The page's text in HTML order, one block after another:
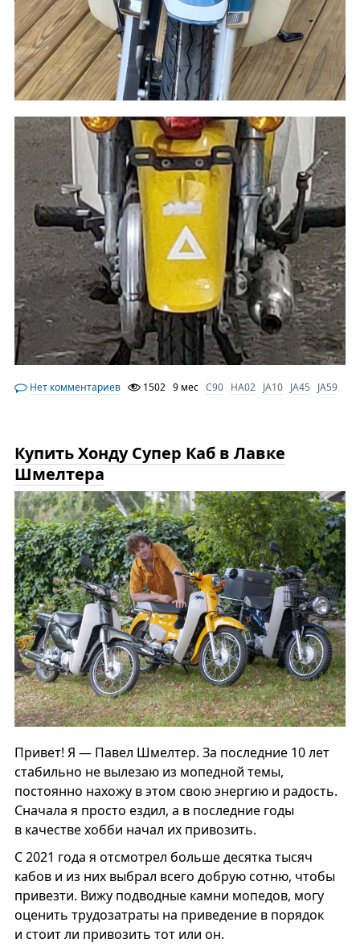
Нет комментариев 1502 9 мес C90 HA02 JA10 JA45 JA59
Купить Хонду Супер Каб в Лавке
Шмелтера
Привет! Я — Павел Шмелтер. За последние 10 лет
стабильно не вылезаю из мопедной темы,
постоянно нахожу в этом свою энергию и радость.
Сначала я просто ездил, а в последние годы
в качестве хобби начал их привозить.
С 2021 года я отсмотрел больше десятка тысяч
кабов и из них выбрал всего добрую сотню, чтобы
привезти. Вижу подводные камни мопедов, могу
оценить трудозатраты на приведение в порядок
и стоит ли привозить тот или он.